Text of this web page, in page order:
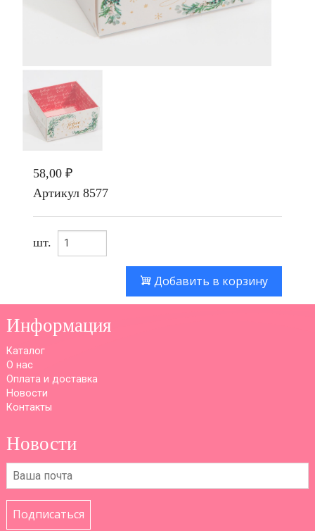
58,00 ₽
Артикул 8577
шт.
Добавить в корзину
Информация
Каталог
О нас
Оплата и доставка
Новости
Контакты
Новости
Подписаться